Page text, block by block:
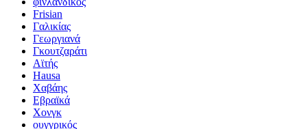
Frisian
Γαλικίας
Γεωργιανά
Γκουτζαράτι
Αϊτής
Hausa
Χαβάης
Εβραϊκά
Χονγκ
ουγγρικός